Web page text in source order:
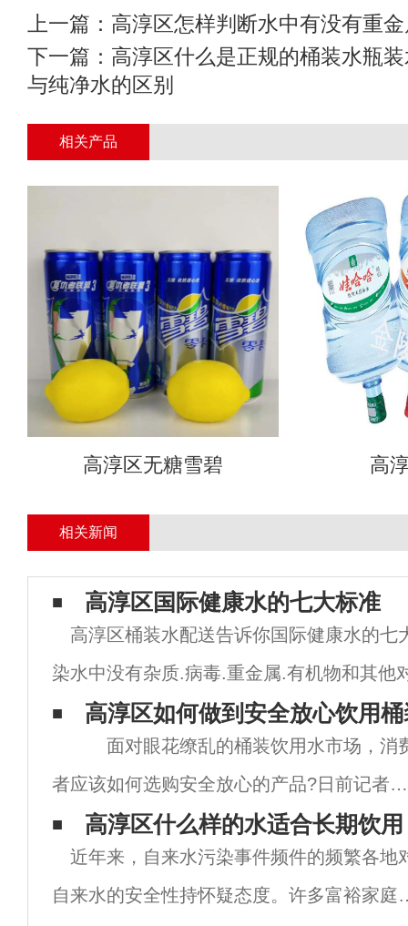
上一篇： 高淳区怎样判断水中有没有重
下一篇： 高淳区什么是正规的桶装水瓶
与纯净水的区别
相关产品
高淳区无糖雪碧 高
相关新闻
高淳区国际健康水的七大标准
高淳区桶装水配送告诉你国际健康水的七
染水中没有杂质.病毒.重金属.有机物和其他
染物。二.人体所需的矿物质.微量元素含量
内的矿物质和微量元素是细胞和器官正常功
高淳区如何做到安全放心饮用
面对眼花缭乱的桶装饮用水市场，消
者应该如何选购安全放心的产品?日前记者就
这个问题采访了仙林送水专家。专家提醒广
消费者，在选购桶装饮用水时应注意以下5
点：1、购买桶装饮用水一定要认真选择供水
高淳区什么样的水适合长期饮
近年来，自来水污染事件频件的频繁各地
自来水的安全性持怀疑态度。许多富裕家庭